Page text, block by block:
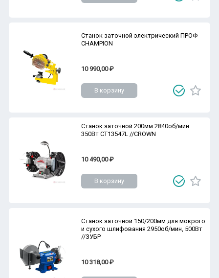
Станок заточной электрический ПРОФ
CHAMPION
10 990,00 ₽
В корзину
Станок заточной 200мм 2840об/мин
350Вт CT13547L //CROWN
10 490,00 ₽
В корзину
Станок заточной 150/200мм для мокрого
и сухого шлифования 2950об/мин, 500Вт
//ЗУБР
10 318,00 ₽